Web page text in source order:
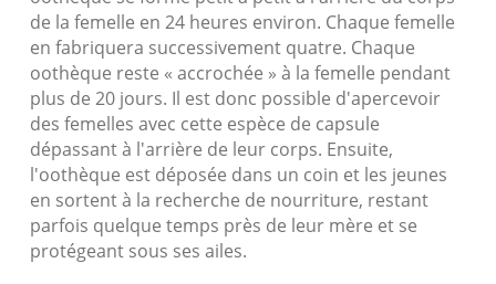
de la femelle en 24 heures environ. Chaque femelle
en fabriquera successivement quatre. Chaque
oothèque reste « accrochée » à la femelle pendant
plus de 20 jours. Il est donc possible d'apercevoir
des femelles avec cette espèce de capsule
dépassant à l'arrière de leur corps. Ensuite,
l'oothèque est déposée dans un coin et les jeunes
en sortent à la recherche de nourriture, restant
parfois quelque temps près de leur mère et se
protégeant sous ses ailes.